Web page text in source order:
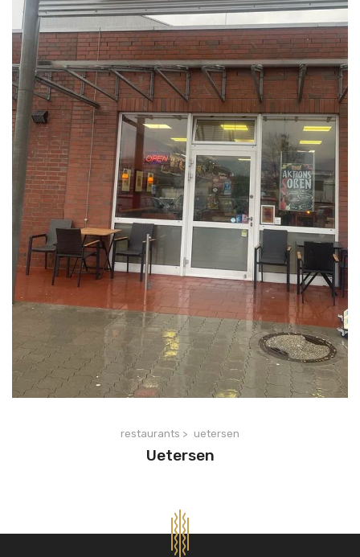
restaurants > uetersen
Uetersen